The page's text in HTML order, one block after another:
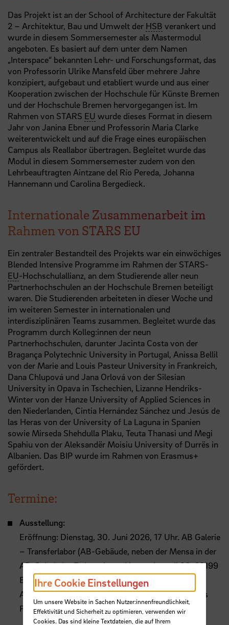
Das Projekt ist an der School of Architecture der Fakultät
2 – Architektur, Bau und Umwelt der HSB verankert und
wurde in diesem Sommersemester als Mastermodul
angeboten. Es basiert auf dem unter dem Namen
„Interspace“ bekannten Lehr- und Forschungsformat, das
von Professorin Ulrike Mansfeld über mehrere Jahre
konzipiert, aufgebaut und etabliert wurde und aus einer
Kooperation zwischen der Hochschule für Künste Bremen
und der Hochschule Bremen hervorgegangen ist. Im
Rahmen von STARS EU wurde dieses Format in diesem
Jahr von Janina Ebner und Professorin Maria Clarke
weiterentwickelt und auf die Frage eines europäischen
Campus als Reallabor übertragen. Begleitet wurde das
Modul in diesem Sommersemester zudem von den
Lehrbeauftragten Aintzane del Río Pereda, Johanna
Hannemann und Carolina Bergedieck.
Internationale Zusammenarbeit im
Rahmen von STARS EU
Ein zentraler Bestandteil des Projekts war ein einwöchiges
Blended Intensive Programme im Rahmen der STARS-
EU-Hochschulallianz, an dem Studierende aller neun
Partnerhochschulen an der Hochschule Bremen beteiligt
waren. Die Studierenden arbeiteten in dieser Woche und
im weiteren Semester in internationalen und
interdisziplinären Teams zusammen. Begleitet wurde das
Programm durch Kolleg:innen der neun
Partnerhochschulen, darunter Jacinta Costa von der
Bragança Polytechnic University in Portugal, Anissa Bellil
von der Marie and Louis Pasteur University in Frankreich,
Dana Chlupová und Jana Orlová von der Silesian
University in Opava in Tschechien, Lizanne Hendriks-
Winter von der Hanze University of Applied Sciences in
den Niederlanden, Cintia Hernández Sánchez und Jesús de
las Heras von der University of La Laguna in Spanien
sowie Mirseda Shehdulla Plaku, Teuta Thanasi und Megi
Spahiu von der Aleksandër Moisiu University of Durrës in
Albanien. Das BIP wurde im Rahmen von Erasmus+
gefördert.
Termine:
Ausstellung:
Eröffnung: Dienstag, 30. Juni 2026, 17 Uhr. AB Galerie
– Transferlabor (AB-Gebäude, neben der Mensa in der
AB-Galerie im Erdgeschoss, Neustadtswall 30, 28199
Bremen)
Ausstellungslaufzeit: 1. bis 8. Juli 2026, Montag bis
Freitag von 12 bis 17 Uhr
Ihre Cookie Einstellungen
Um unsere Website in Sachen Nutzer:innenfreundlichkeit,
Effektivität und Sicherheit zu optimieren, verwenden wir
Cookies. Das sind kleine Textdateien, die auf Ihrem